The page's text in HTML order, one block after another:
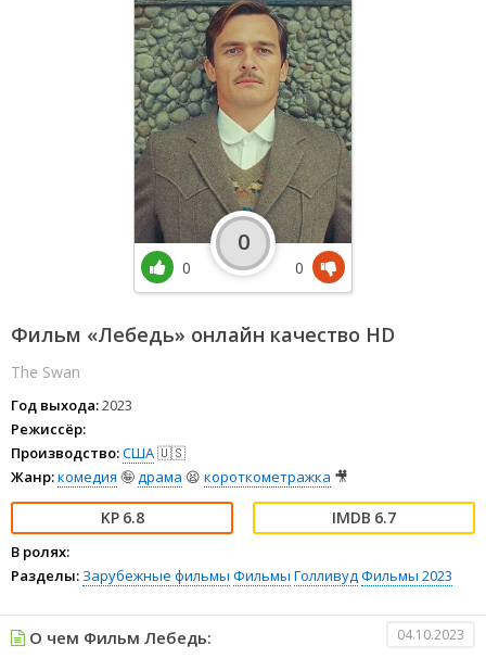
Фильм «Лебедь» онлайн качество HD
The Swan
Год выхода:2023
Режиссёр:
Производство:США🇺🇸
Жанр:комедия 🤪драма 😫 короткометражка 🎥
6.8 6.7
В ролях:
Разделы: Зарубежные фильмы Фильмы ГолливудФильмы 2023
0
0
0
О чем Фильм Лебедь: 04.10.2023